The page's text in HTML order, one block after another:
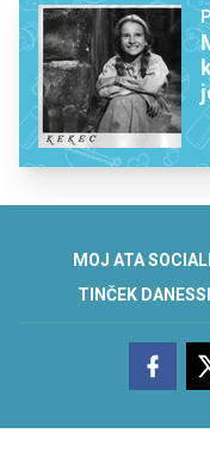
MOJ ATA
TINČEK DANES